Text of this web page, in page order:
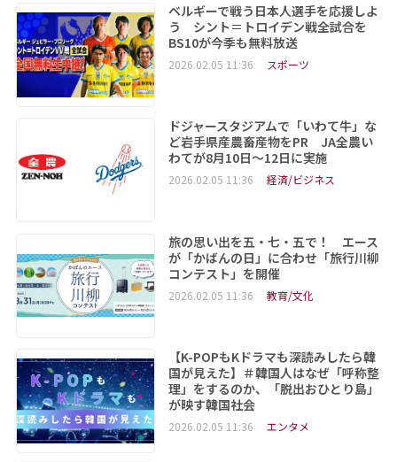
ベルギーで戦う日本人選手を応援しよ
う シント＝トロイデン戦全試合を
BS10が今季も無料放送
2026.02.05 11:36 スポーツ
ドジャースタジアムで「いわて牛」な
ど岩手県産農畜産物をPR JA全農い
わてが8月10日～12日に実施
2026.02.05 11:36 経済/ビジネス
旅の思い出を五・七・五で！ エース
が「かばんの日」に合わせ「旅行川柳
コンテスト」を開催
2026.02.05 11:36 教育/文化
【K-POPもKドラマも深読みしたら韓
国が見えた】＃韓国人はなぜ「呼称整
理」をするのか、「脱出おひとり島」
が映す韓国社会
2026.02.05 11:36 エンタメ